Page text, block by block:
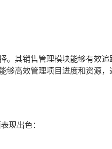
其销售管理模块能够有效
高效管理项目进度和资源，
现出色：